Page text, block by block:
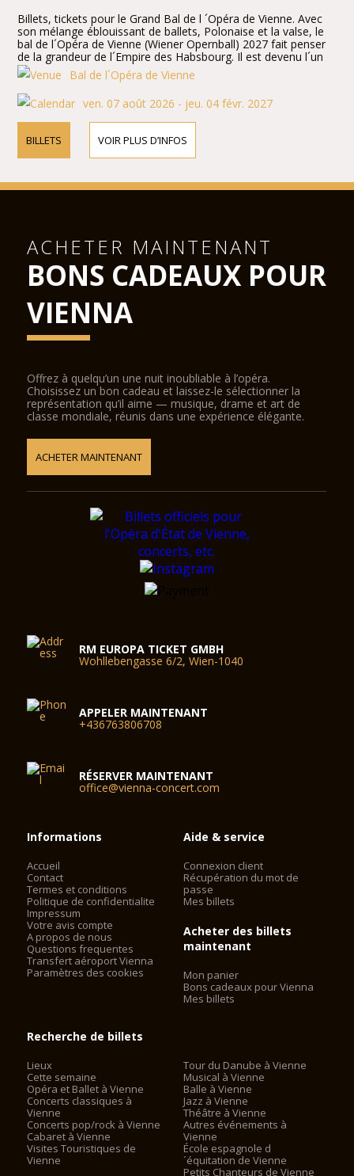
Billets, tickets pour le Grand Bal de l ´Opéra de Vienne. Avec
son mélange éblouissant de ballets, Polonaise et la valse, le
bal de l´Opéra de Vienne (Wiener Opernball) 2027 fait penser
de la grandeur de l´Empire des Habsbourg. Il est devenu l´un
des plus grands, les plus romantiques de la société d
´événements du Moyen-européen de l´année, suivi par un
éventail éclectique d´aristocrates, bourgeois et bohèmes.
Bal de l´Opéra de Vienne
ven. 07 août 2026 - jeu. 04 févr. 2027
BILLETS VOIR PLUS D’INFOS
ACHETER MAINTENANT
BONS CADEAUX POUR
VIENNA
Offrez à quelqu’un une nuit inoubliable à l’opéra.
Choisissez un bon cadeau et laissez-le sélectionner la
représentation qu’il aime — musique, drame et art de
classe mondiale, réunis dans une expérience élégante.
ACHETER MAINTENANT
RM EUROPA TICKET GMBH
Wohllebengasse 6/2, Wien-1040
APPELER MAINTENANT
+436763806708
RÉSERVER MAINTENANT
office@vienna-concert.com
Informations
Accueil
Contact
Termes et conditions
Politique de confidentialite
Impressum
Votre avis compte
A propos de nous
Questions frequentes
Transfert aéroport Vienna
Paramètres des cookies
Aide & service
Connexion client
Récupération du mot de
passe
Mes billets
Acheter des billets
maintenant
Mon panier
Bons cadeaux pour Vienna
Mes billets
Recherche de billets
Lieux
Cette semaine
Opéra et Ballet à Vienne
Concerts classiques à
Vienne
Concerts pop/rock à Vienne
Cabaret à Vienne
Visites Touristiques de
Vienne
Tour du Danube à Vienne
Musical à Vienne
Balle à Vienne
Jazz à Vienne
Théâtre à Vienne
Autres événements à
Vienne
École espagnole d
´équitation de Vienne
Petits Chanteurs de Vienne